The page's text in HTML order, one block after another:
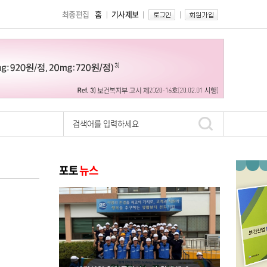
홈 기사제보
최종편집